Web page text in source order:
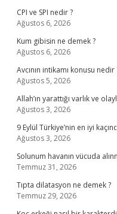
CPI ve SPI nedir ?
Ağustos 6, 2026
Kum gibisin ne demek ?
Ağustos 6, 2026
Avcının intikamı konusu nedir
Ağustos 5, 2026
Allah’ın yarattığı varlık ve
Ağustos 3, 2026
9 Eylül Türkiye’nin en iyi
Ağustos 3, 2026
Solunum havanın vücuda
Temmuz 31, 2026
Tıpta dilatasyon ne demek ?
Temmuz 29, 2026